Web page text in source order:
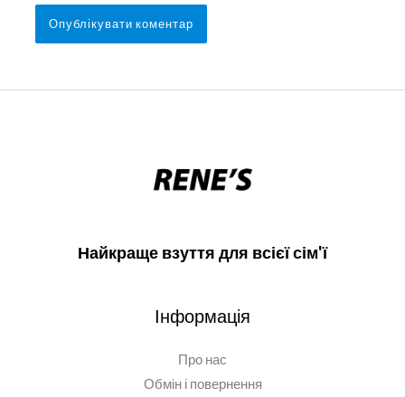
Найкраще взуття для всієї сім'ї
Інформація
Про нас
Обмін і повернення